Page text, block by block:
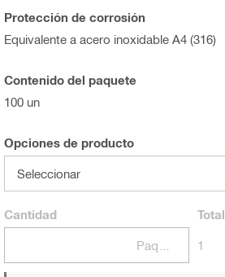
Protección de corrosión
Equivalente a acero inoxidable A4 (316)
Contenido del paquete
100 un
Opciones de producto
Seleccionar
Cantidad Total
1